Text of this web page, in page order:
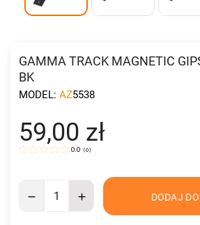
GAMMA TRACK MAGNETIC
BK
MODEL: AZ5538
59,00 zł
0.0 (0)
DODAJ